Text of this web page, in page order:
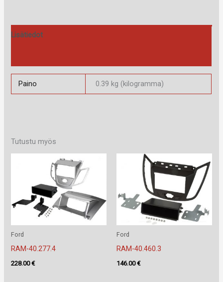
Lisätiedot
Paino 0.39 kg (kilogramma)
Tutustu myös
Ford
RAM-40.277.4
228.00€
Ford
RAM-40.460.3
146.00€